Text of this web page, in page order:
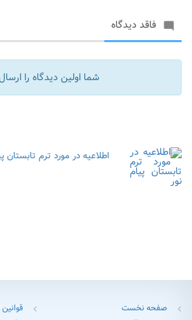
 فاقد دیدگاه
شما اولین دیدگاه را
اطلاعیه در مورد ترم تابستان
chevron_left صفحه نخست chevron_left